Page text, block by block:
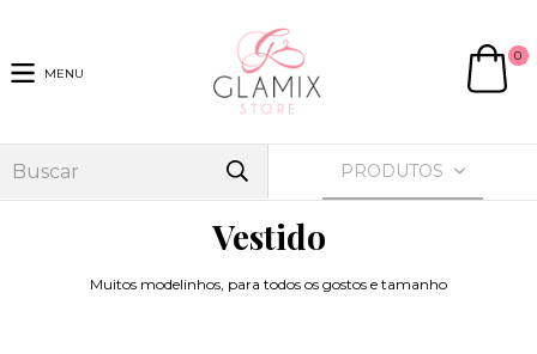
MENU
0
PRODUTOS
Vestido
Muitos modelinhos, para todos os gostos e tamanho